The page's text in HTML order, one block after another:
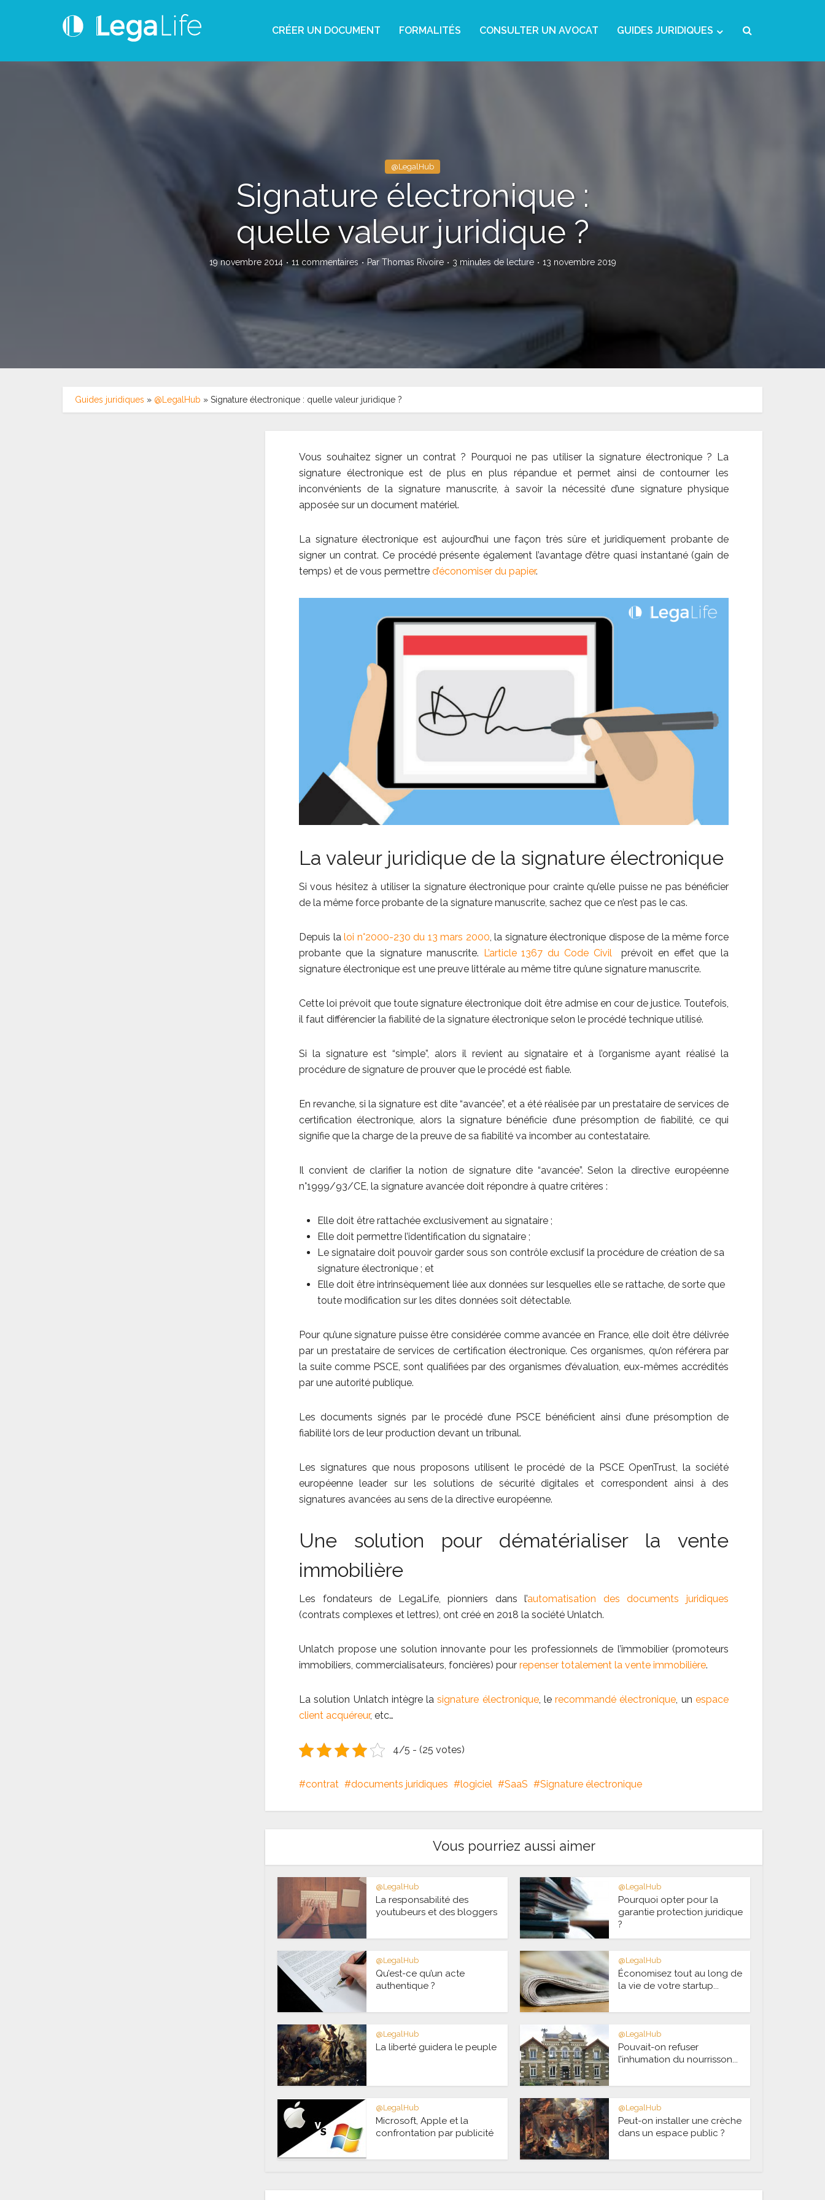
CRÉER UN DOCUMENT FORMALITÉS CONSULTER UN AVOCAT GUIDES JURIDIQUES
@LegalHub
Signature électronique :
quelle valeur juridique ?
19 novembre 2014 11 commentaires Par Thomas Rivoire 3 minutes de lecture 13 novembre 2019
Guides juridiques » @LegalHub » Signature électronique : quelle valeur juridique ?
Vous souhaitez signer un contrat ? Pourquoi ne pas utiliser la signature électronique ? La
signature électronique est de plus en plus répandue et permet ainsi de contourner les
inconvénients de la signature manuscrite, à savoir la nécessité d’une signature physique
apposée sur un document matériel.
La signature électronique est aujourd’hui une façon très sûre et juridiquement probante de
signer un contrat. Ce procédé présente également l’avantage d’être quasi instantané (gain de
temps) et de vous permettre d’économiser du papier.
La valeur juridique de la signature électronique
Si vous hésitez à utiliser la signature électronique pour crainte qu’elle puisse ne pas bénéficier
de la même force probante de la signature manuscrite, sachez que ce n’est pas le cas.
Depuis laloi n°2000-230 du 13 mars 2000 , la signature électronique dispose de la même force
probante que la signature manuscrite. L’article 1367 du Code Civilprévoit en effet que la
signature électronique est une preuve littérale au même titre qu’une signature manuscrite.
Cette loi prévoit que toute signature électronique doit être admise en cour de justice. Toutefois,
il faut différencier la fiabilité de la signature électronique selon le procédé technique utilisé.
Si la signature est “simple”, alors il revient au signataire et à l’organisme ayant réalisé la
procédure de signature de prouver que le procédé est fiable.
En revanche, si la signature est dite “avancée”, et a été réalisée par un prestataire de services de
certification électronique, alors la signature bénéficie d’une présomption de fiabilité, ce qui
signifie que la charge de la preuve de sa fiabilité va incomber au contestataire.
Il convient de clarifier la notion de signature dite “avancée”. Selon la directive européenne
n°1999/93/CE, la signature avancée doit répondre à quatre critères :
Elle doit être rattachée exclusivement au signataire ;
Elle doit permettre l’identification du signataire ;
Le signataire doit pouvoir garder sous son contrôle exclusif la procédure de création de sa
signature électronique ; et
Elle doit être intrinsèquement liée aux données sur lesquelles elle se rattache, de sorte que
toute modification sur les dites données soit détectable.
Pour qu’une signature puisse être considérée comme avancée en France, elle doit être délivrée
par un prestataire de services de certification électronique. Ces organismes, qu’on référera par
la suite comme PSCE, sont qualifiées par des organismes d’évaluation, eux-mêmes accrédités
par une autorité publique.
Les documents signés par le procédé d’une PSCE bénéficient ainsi d’une présomption de
fiabilité lors de leur production devant un tribunal.
Les signatures que nous proposons utilisent le procédé de la PSCE OpenTrust, la société
européenne leader sur les solutions de sécurité digitales et correspondent ainsi à des
signatures avancées au sens de la directive européenne.
Une solution pour dématérialiser la vente
immobilière
Les fondateurs de LegaLife, pionniers dans l’automatisation des documents juridiques
(contrats complexes et lettres), ont créé en 2018 la société Unlatch.
Unlatch propose une solution innovante pour les professionnels de l’immobilier (promoteurs
immobiliers, commercialisateurs, foncières) pour repenser totalement la vente immobilière.
La solution Unlatch intègre lasignature électronique, lerecommandé électronique , unespace
client acquéreur, etc…
4/5 - (25 votes)
contrat documents juridiques logiciel SaaS Signature électronique
Vous pourriez aussi aimer
@LegalHub
La responsabilité des
youtubeurs et des bloggers
@LegalHub
Pourquoi opter pour la
garantie protection juridique
?
@LegalHub
Qu’est-ce qu’un acte
authentique ?
@LegalHub
Économisez tout au long de
la vie de votre startup...
@LegalHub
La liberté guidera le peuple
@LegalHub
Pouvait-on refuser
l’inhumation du nourrisson...
@LegalHub
Microsoft, Apple et la
confrontation par publicité
@LegalHub
Peut-on installer une crèche
dans un espace public ?